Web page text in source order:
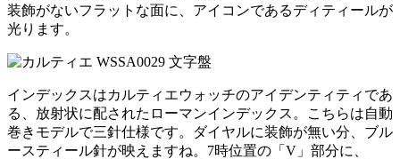
装飾がないフラットな面に、アイコンであるディティールが
光ります。
インデックスはカルティエウォッチのアイデンティティであ
る、放射状に配されたローマンインデックス。こちらは自動
巻きモデルで三針仕様です。ダイヤルに装飾が無い分、ブル
ースティール針が映えますね。7時位置の「V」部分に、